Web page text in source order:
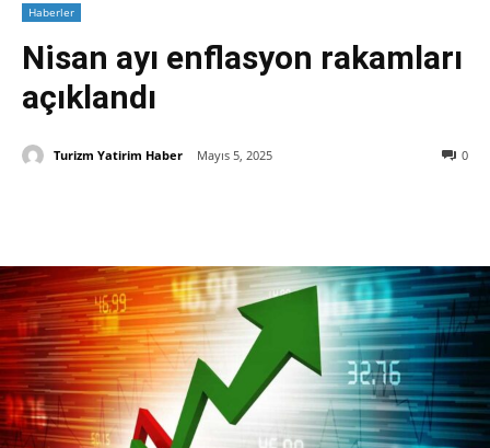
Haberler
Nisan ayı enflasyon rakamları
açıklandı
0
Turizm Yatirim Haber Mayıs 5, 2025